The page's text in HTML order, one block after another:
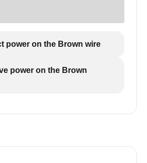
power on the Brown wire
power on the Brown